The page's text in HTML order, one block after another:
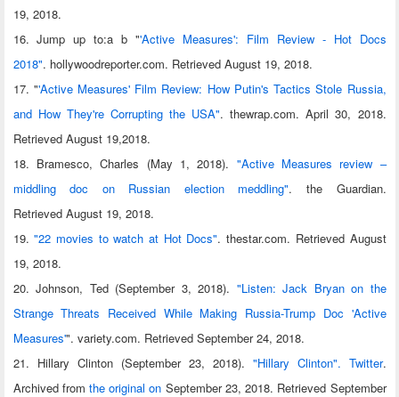
19, 2018.
16. Jump up to:a b "'Active Measures': Film Review - Hot Docs
2018". hollywoodreporter.com. Retrieved August 19, 2018.
17. "'Active Measures' Film Review: How Putin's Tactics Stole Russia,
and How They're Corrupting the USA". thewrap.com. April 30, 2018.
Retrieved August 19,2018.
18. Bramesco, Charles (May 1, 2018). "Active Measures review –
middling doc on Russian election meddling". the Guardian.
Retrieved August 19, 2018.
19."22 movies to watch at Hot Docs". thestar.com. Retrieved August
19, 2018.
20. Johnson, Ted (September 3, 2018). "Listen: Jack Bryan on the
Strange Threats Received While Making Russia-Trump Doc 'Active
Measures'". variety.com. Retrieved September 24, 2018.
21. Hillary Clinton (September 23, 2018). "Hillary Clinton". Twitter.
Archived from the original on September 23, 2018. Retrieved September